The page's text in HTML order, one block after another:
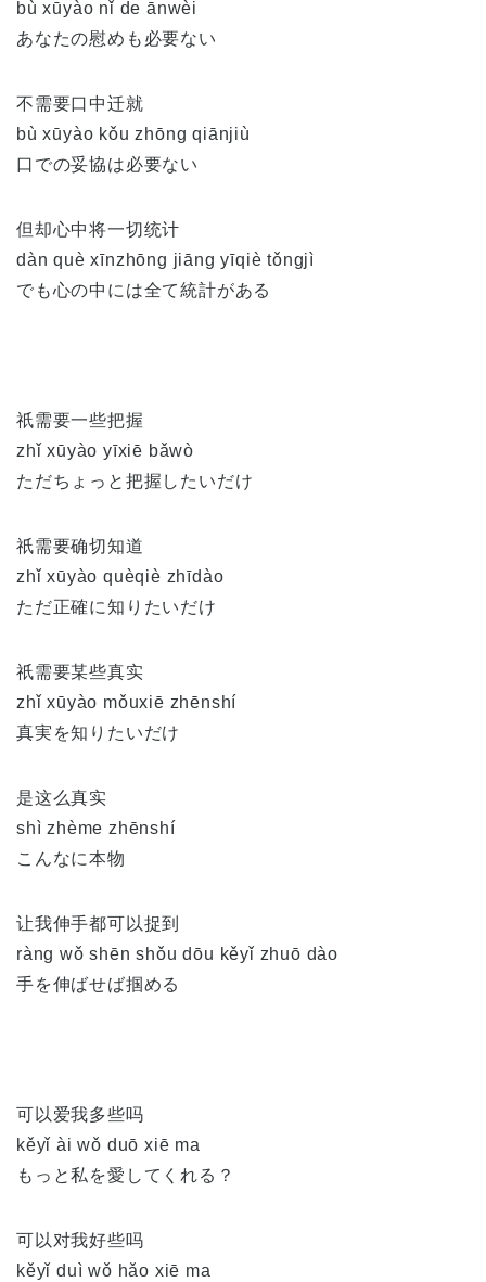
bù xūyào nǐ de ānwèi
あなたの慰めも必要ない
不需要口中迁就
bù xūyào kǒu zhōng qiānjiù
口での妥協は必要ない
但却心中将一切统计
dàn què xīnzhōng jiāng yīqiè tǒngjì
でも心の中には全て統計がある
祇需要一些把握
zhǐ xūyào yīxiē bǎwò
ただちょっと把握したいだけ
祇需要确切知道
zhǐ xūyào quèqiè zhīdào
ただ正確に知りたいだけ
祇需要某些真实
zhǐ xūyào mǒuxiē zhēnshí
真実を知りたいだけ
是这么真实
shì zhème zhēnshí
こんなに本物
让我伸手都可以捉到
ràng wǒ shēn shǒu dōu kěyǐ zhuō dào
手を伸ばせば掴める
可以爱我多些吗
kěyǐ ài wǒ duō xiē ma
もっと私を愛してくれる？
可以对我好些吗
kěyǐ duì wǒ hǎo xiē ma